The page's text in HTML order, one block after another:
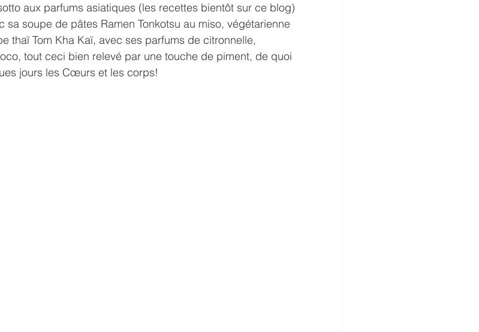
aux parfums asiatiques (les recettes bientôt sur ce blog)
soupe de pâtes Ramen Tonkotsu au miso, végétarienne
thaï Tom Kha Kaï, avec ses parfums de citronnelle,
tout ceci bien relevé par une touche de piment, de quoi
jours les Cœurs et les corps!